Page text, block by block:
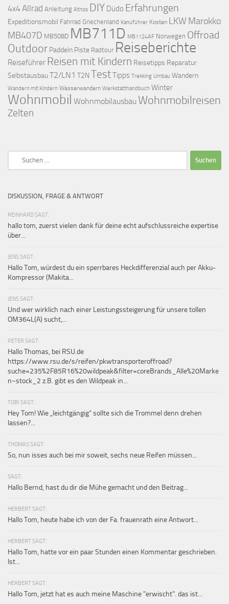
4x4 Allrad Anleitung Athos DIY Düdo Erfahrungen
Expeditionsmobil Fahrrad Griechenland Kanuführer Kosten LKW Marokko
MB407D MB508D MB711D MB1124AF Norwegen Offroad
Outdoor Paddeln Piste Radtour Reiseberichte
Reiseführer Reisen mit Kindern Reisetipps Reparatur
SelbstausbauT2/LN1 T2N TestTipps Trekking Umbau Wandern
Wandern mit Kindern Wasserwandern Werkstatthandbuch Winter
Wohnmobil Wohnmobilausbau Wohnmobilreisen
Zelten
DISKUSSION, FRAGE & ANTWORT
REINHARD SAGT:
hallo tom, zuerst vielen dank für deine echt aufschlussreiche expertise
über...
JENS SAGT:
Hallo Tom, würdest du ein sperrbares Heckdifferenzial auch per Akku-
Kompressor (Makita...
JENS SAGT:
Und wer wirklich nach einer Leistungssteigerung für unsere tollen
OM364L(A) sucht,...
PETER SAGT:
Hallo Thomas, bei RSU.de
https://www.rsu.de/s/reifen/pkwtransporteroffroad?
suche=235%2F85R16%20wildpeak&filter=coreBrands_Alle%20Marke
n~stock_2 z.B. gibt es den Wildpeak in...
TOBI SAGT:
Hey Tom! Wie „leichtgängig“ sollte sich die Trommel denn drehen
lassen?...
THOMAS SAGT:
So, nun isses auch bei mir soweit, sechs neue Reifen müssen...
SAGT:
Hallo Bernd, hast du dir die Mühe gemacht und den Beitrag...
HERBERT SAGT:
Hallo Tom, heute habe ich von der Fa. frauenrath eine Antwort...
HERBERT SAGT:
Hallo Tom, hatte vor ein paar Stunden einen Kommentar geschrieben.
Ist...
HERBERT SAGT:
Hallo Tom, jetzt hat es auch meine Maschine "erwischt". das ist...